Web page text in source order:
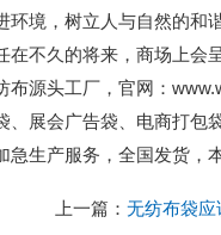
，树立人与自然的和谐
在不久的将来，商场上会呈
布源头工厂，官网：
、展会广告袋、电商打包
急生产服务，全国发货，
上一篇： 无纺布袋应